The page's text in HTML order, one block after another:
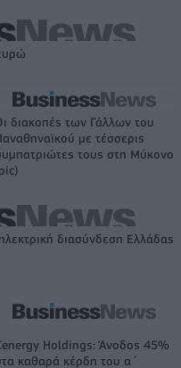
διακοπές των Γάλλων του
με τέσσερις
τους στη Μύκονο
διασύνδεση Ελλάδας
Holdings: Άνοδος 45%
καθαρά κέρδη του α΄